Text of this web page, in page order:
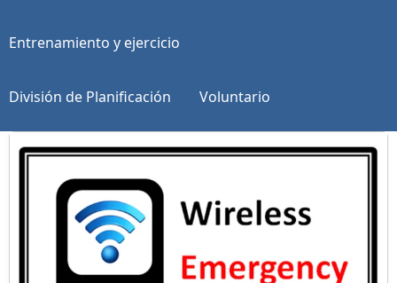
Entrenamiento y ejercicio
División de Planificación Voluntario